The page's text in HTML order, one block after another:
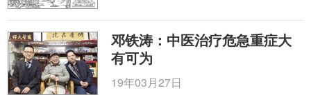
邓铁涛：中医治疗危急重症大
有可为
19年03月27日